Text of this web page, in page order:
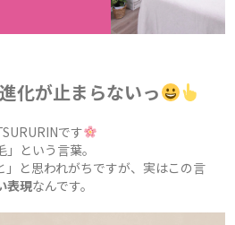
化が止まらないっ
です
という言葉。
」と思われがちですが、実はこの言
表現なんです。